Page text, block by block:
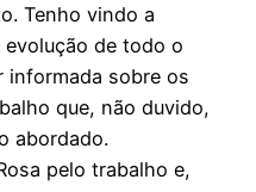
Tenho vindo a
de todo o
informada sobre os
que, não duvido,
abordado.
pelo trabalho e,